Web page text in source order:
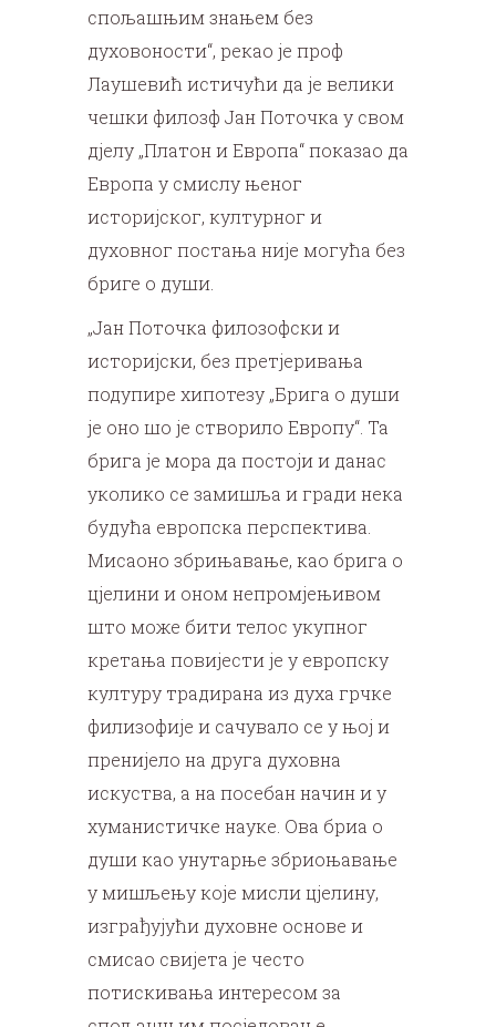
спољашњим знањем без
духовоности“, рекао је проф
Лаушевић истичући да је велики
чешки филозф Јан Поточка у свом
дјелу „Платон и Европа“ показао да
Европа у смислу њеног
историјског, културног и
духовног постања није могућа без
бриге о души.
„Јан Поточка филозофски и
историјски, без претјеривања
подупире хипотезу „Брига о души
је оно шо је створило Европу“. Та
брига је мора да постоји и данас
уколико се замишља и гради нека
будућа европска перспектива.
Мисаоно збрињавање, као брига о
цјелини и оном непромјењивом
што може бити телос укупног
кретања повијести је у европску
културу традирана из духа грчке
филизофије и сачувало се у њој и
пренијело на друга духовна
искуства, а на посебан начин и у
хуманистичке науке. Ова бриа о
души као унутарње збриоњавање
у мишљењу које мисли цјелину,
изграђујући духовне основе и
смисао свијета је често
потискивања интересом за